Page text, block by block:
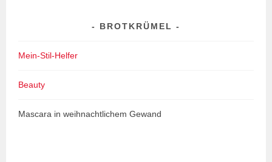
BROTKRÜMEL
Mein-Stil-Helfer
Beauty
Mascara in weihnachtlichem Gewand